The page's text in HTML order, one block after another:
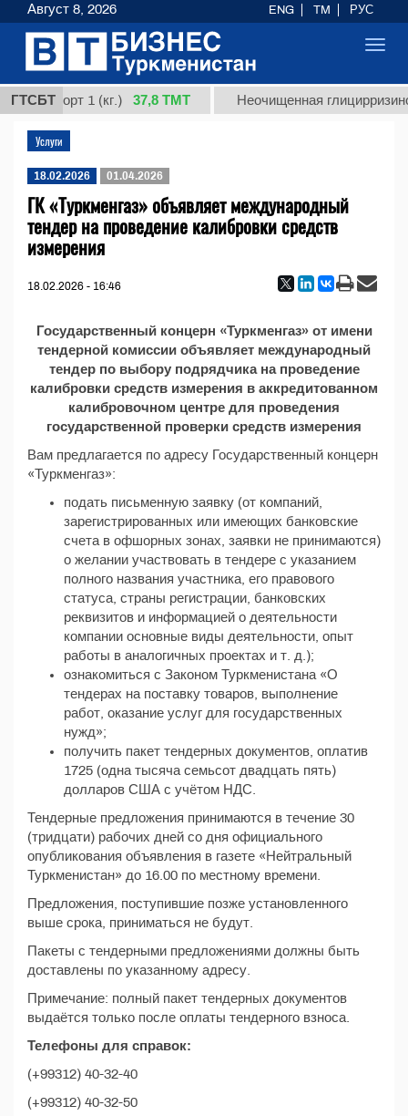
ГТСБТсорт 1 (кг.) 37,8 ТМТ Неочищенная
Услуги
18.02.2026 01.04.2026
ГК «Туркменгаз» объявляет международный
тендер на проведение калибровки средств
измерения
18.02.2026 - 16:46
Государственный концерн «Туркменгаз» от имени
тендерной комиссии объявляет международный
тендер по выбору подрядчика на проведение
калибровки средств измерения в аккредитованном
калибровочном центре для проведения
государственной проверки средств измерения
Вам предлагается по адресу Государственный концерн
«Туркменгаз»:
подать письменную заявку (от компаний,
зарегистрированных или имеющих банковские
счета в офшорных зонах, заявки не принимаются)
о желании участвовать в тендере с указанием
полного названия участника, его правового
статуса, страны регистрации, банковских
реквизитов и информацией о деятельности
компании основные виды деятельности, опыт
работы в аналогичных проектах и т. д.);
ознакомиться с Законом Туркменистана «О
тендерах на поставку товаров, выполнение
работ, оказание услуг для государственных
нужд»;
получить пакет тендерных документов, оплатив
1725 (одна тысяча семьсот двадцать пять)
долларов США с учётом НДС.
Тендерные предложения принимаются в течение 30
(тридцати) рабочих дней со дня официального
опубликования объявления в газете «Нейтральный
Туркменистан» до 16.00 по местному времени.
Предложения, поступившие позже установленного
выше срока, приниматься не будут.
Пакеты с тендерными предложениями должны быть
доставлены по указанному адресу.
Примечание: полный пакет тендерных документов
выдаётся только после оплаты тендерного взноса.
Телефоны для справок:
(+99312) 40-32-40
(+99312) 40-32-50
Август 8, 2026 ENG TM РУС